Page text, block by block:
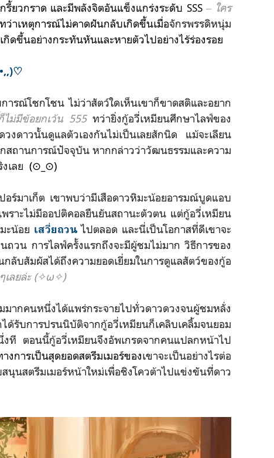
กรี้ยวกราด และมีพลังจิตอันแข็งแกร่งระดับ SSS‒ ใคร
ทว่าเหตุการณ์ไม่คาดฝันกลับเกิดขึ้นเมื่อจักรพรรดิหนุ่ม
เกิดขึ้นอย่างกระทันหันและหายตัวไปอย่างไร้ร่องรอย
รณ์โชกโชน ไม่ว่าสัตว์ใดเห็นเขาก็ขาดสติและอยาก
ไม่มีข้อยกเว้น 555 ทว่ายิ่งกู้อวี่เหมียนศึกษาไลฟ์ของ
งดาวนั้นดูแลตัวเองกันไม่เป็นเลยสักนิด แม้จะเลียน
ถานการณ์ปัจจุบัน หากกล่าวว่าวัฒนธรรมและความ
เลย (⊙_⊙)
เก็ต เขาพบว่ามีเสือดาวหิมะน้อยอารมณ์บูดแอบ
ราะไม่มีออปติคอลยืนยันสถานะตัวตน แต่กู้อวี่เหมียน
ะน้อย เสวี่ยถวนไปตลอด และนี่เป็นโอกาสที่ดีเขาจะ
ถวน การไลฟ์ครั้งแรกถึงจะมีผู้ชมไม่มาก วิธีการของ
บสัมผัสได้ถึงความยอดเยี่ยมในการดูแลสัตว์ของกู้อ
เลยล่ะ (✧ω✧)
คนหนึ่งได้แพร่กระจายไปทั่วดาวดวงจนผู้ชมหลั่ง
รับการปรนนิบัติจากกู้อวี่เหมียนก็เคลิบเคลิ้มจนยอม
ที ตอนนี้กู้อวี่เหมียนจึงอัพเกรดจากคนแปลกหน้าไป
งการเป็นสุดยอดสตรีมเมอร์ของเขาจะเป็นอย่างไรต่อ
สตรีมเมอร์หน้าใหม่เพื่อชิงโควต้าไปแข่งขันที่ดาว